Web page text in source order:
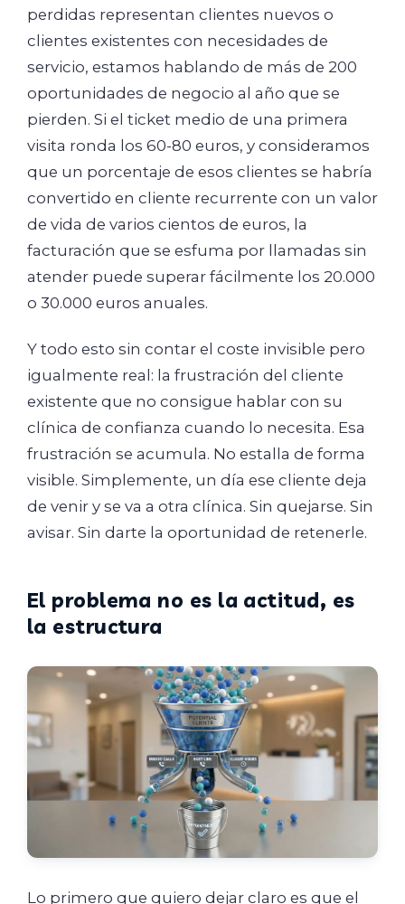
perdidas representan clientes nuevos o
clientes existentes con necesidades de
servicio, estamos hablando de más de 200
oportunidades de negocio al año que se
pierden. Si el ticket medio de una primera
visita ronda los 60-80 euros, y consideramos
que un porcentaje de esos clientes se habría
convertido en cliente recurrente con un valor
de vida de varios cientos de euros, la
facturación que se esfuma por llamadas sin
atender puede superar fácilmente los 20.000
o 30.000 euros anuales.
Y todo esto sin contar el coste invisible pero
igualmente real: la frustración del cliente
existente que no consigue hablar con su
clínica de confianza cuando lo necesita. Esa
frustración se acumula. No estalla de forma
visible. Simplemente, un día ese cliente deja
de venir y se va a otra clínica. Sin quejarse. Sin
avisar. Sin darte la oportunidad de retenerle.
El problema no es la actitud, es
la estructura
Lo primero que quiero dejar claro es que el